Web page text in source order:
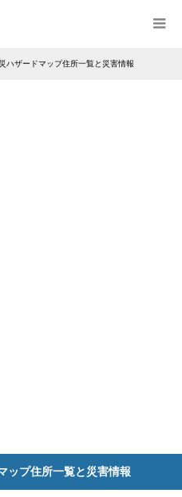
ハザードマップ住所一覧と災害情報
ップ住所一覧と災害情報